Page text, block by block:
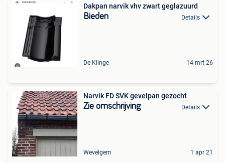
Dakpan narvik vhv zwart geglazuurd
Bieden Details
De Klinge 14 mrt 26
Narvik FD SVK gevelpan gezocht
Zie omschrijving Details
Wevelgem 1 apr 21